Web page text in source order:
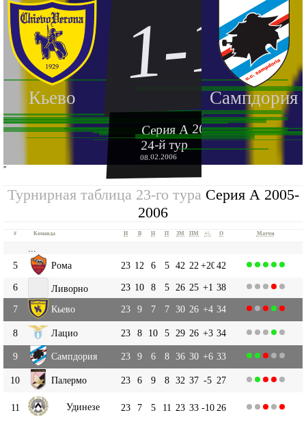
Кьево Сампдория
1-1
Серия А 2005-2006
24-й тур
08.02.2006
''
Турнирная таблица 23-го тура Серия А 2005-
2006
# Команда И В Н П ЗМ ПМ +|- О Матчи
5
Рома 23 12 6 5 42 22 +2042
6
Ливорно 23 10 8 5 26 25 +1 38
7
Кьево 23 9 7 7 30 26 +4 34
8 Лацио 23 8 10 5 29 26 +3 34
9 Сампдория 23 9 6 8 36 30 +6 33
10 Палермо 23 6 9 8 32 37 -5 27
11 Удинезе 23 7 5 11 23 33 -10 26